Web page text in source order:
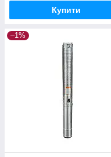
Купити
–1%